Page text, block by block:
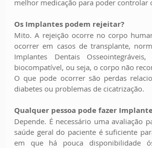
melhor medicação para poder controlar
Os Implantes podem rejeitar?
Mito. A rejeição ocorre no corpo
ocorrer em casos de transplante,
Implantes Dentais
biocompatível, ou seja, o corpo não
O que pode ocorrer são perdas
diabetes ou problemas de cicatrização.
Qualquer pessoa pode fazer
Depende. É necessário uma avaliação
saúde geral do paciente é suficiente
em que há pouca disponibilidade